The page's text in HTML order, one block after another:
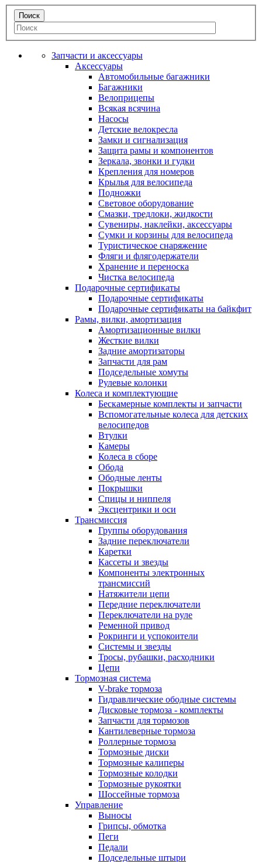
Запчасти и аксессуары
Аксессуары
Автомобильные багажники
Багажники
Велоприцепы
Всякая всячина
Насосы
Детские велокресла
Замки и сигнализация
Защита рамы и компонентов
Зеркала, звонки и гудки
Крепления для номеров
Крылья для велосипеда
Подножки
Световое оборудование
Смазки, тредлоки, жидкости
Сувениры, наклейки, аксессуары
Сумки и корзины для велосипеда
Туристическое снаряжение
Фляги и флягодержатели
Хранение и переноска
Чистка велосипеда
Подарочные сертификаты
Подарочные сертификаты
Подарочные сертификаты на байкфит
Рамы, вилки, амортизация
Амортизационные вилки
Жесткие вилки
Задние амортизаторы
Запчасти для рам
Подседельные хомуты
Рулевые колонки
Колеса и комплектующие
Бескамерные комплекты и запчасти
Вспомогательные колеса для детских
велосипедов
Втулки
Камеры
Колеса в сборе
Обода
Ободные ленты
Покрышки
Спицы и ниппеля
Эксцентрики и оси
Трансмиссия
Группы оборудования
Задние переключатели
Каретки
Кассеты и звезды
Компоненты электронных
трансмиссий
Натяжители цепи
Передние переключатели
Переключатели на руле
Ременной привод
Рокринги и успокоители
Системы и звезды
Тросы, рубашки, расходники
Цепи
Тормозная система
V-brake тормоза
Гидравлические ободные системы
Дисковые тормоза - комплекты
Запчасти для тормозов
Кантилеверные тормоза
Роллерные тормоза
Тормозные диски
Тормозные калиперы
Тормозные колодки
Тормозные рукоятки
Шоссейные тормоза
Управление
Выносы
Грипсы, обмотка
Пеги
Педали
Подседельные штыри